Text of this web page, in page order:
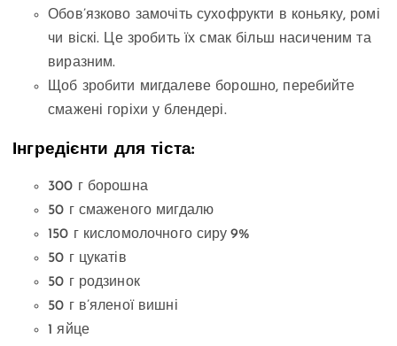
Обов’язково замочіть сухофрукти в коньяку, ромі
чи віскі. Це зробить їх смак більш насиченим та
виразним.
Щоб зробити мигдалеве борошно, перебийте
смажені горіхи у блендері.
Інгредієнти для тіста:
300 г борошна
50 г смаженого мигдалю
150 г кисломолочного сиру 9%
50 г цукатів
50 г родзинок
50 г в’яленої вишні
1 яйце